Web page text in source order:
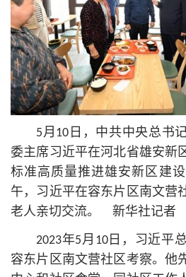
5月10日，中共中央总书
委主席习近平在河北省雄安新
标准高质量推进雄安新区建
午，习近平在容东片区南文营
老人亲切交流。 新华社记者
2023年5月10日，习近平总
容东片区南文营社区考察。他